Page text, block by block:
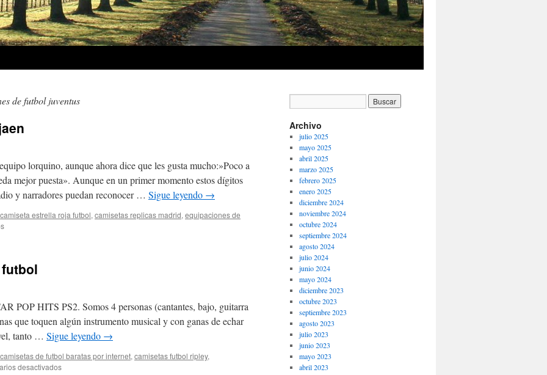
de futbol juventus
lorquino, aunque ahora dice que les gusta mucho:»Poco a
mejor puesta». Aunque en un primer momento estos dígitos
y narradores puedan reconocer … Sigue leyendo →
camiseta estrella roja futbol, camisetas replicas madrid, equipaciones de
en
jaen
POP HITS PS2. Somos 4 personas (cantantes, bajo, guitarra
que toquen algún instrumento musical y con ganas de echar
tanto … Sigue leyendo →
camisetas de futbol baratas por internet, camisetas futbol ripley,
desactivadosen
Archivo
julio 2025
mayo 2025
abril 2025
marzo 2025
febrero 2025
enero 2025
diciembre 2024
noviembre 2024
octubre 2024
septiembre 2024
agosto 2024
julio 2024
junio 2024
mayo 2024
diciembre 2023
octubre 2023
septiembre 2023
agosto 2023
julio 2023
junio 2023
mayo 2023
abril 2023